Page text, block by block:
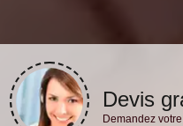
Devis
Demandez